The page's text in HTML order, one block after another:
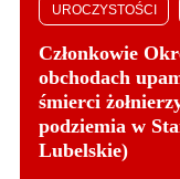
UROCZYSTOŚCI
Członkowie
obchodach
śmierci
podziemia w
Lubelskie)